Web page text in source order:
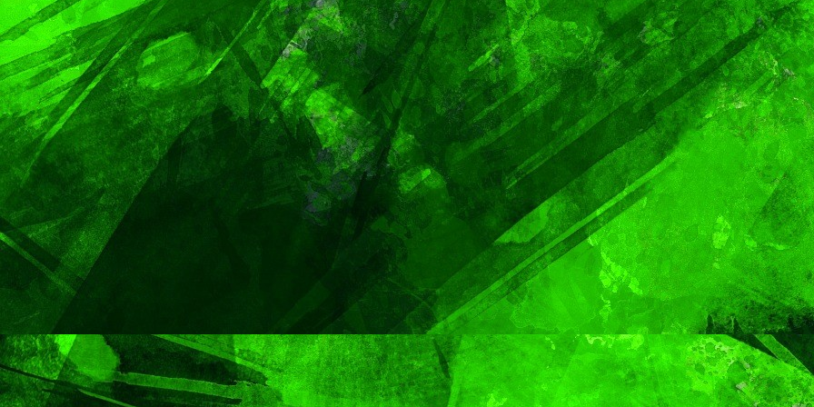
PORTADA TENDENCIA VIDA │ ESTILO
Carmelitas Café, el
TENDENCIA VIDA │ ESTILO
Oreo® y BTS lanzan